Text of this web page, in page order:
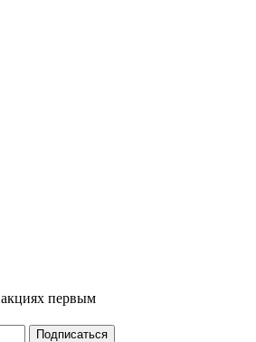
первым